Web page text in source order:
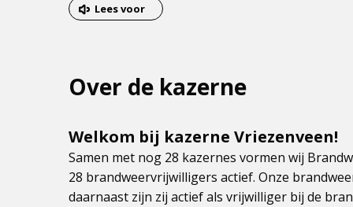
het
Lees voor
Over de kazerne
Welkom bij kazerne Vriezenveen!
Samen met nog 28 kazernes vormen wij
28 brandweervrijwilligers actief. Onze
daarnaast zijn zij actief als vrijwilliger bij de